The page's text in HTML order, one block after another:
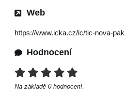
Web
https://www.icka.cz/ic/tic-nova-
Hodnocení
Na základě 0 hodnocení.